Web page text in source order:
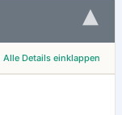
▾
Alle Details einklappen